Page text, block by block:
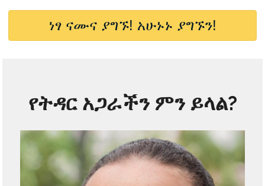
ነፃ ናሙና ያግኙ! አሁኑኑ ያግኙን!
የትዳር አጋራችን ምን ይላል?